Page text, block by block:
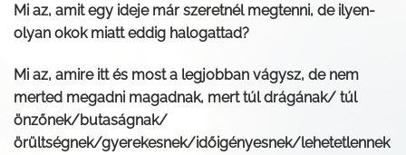
Mi az, amit egy ideje már szeretnél megtenni, de ilyen-
olyan okok miatt eddig halogattad?
Mi az, amire itt és most a legjobban vágysz, de nem
merted megadni magadnak, mert túl drágának/ túl
önzőnek/butaságnak/
örültségnek/gyerekesnek/időigényesnek/lehetetlennek